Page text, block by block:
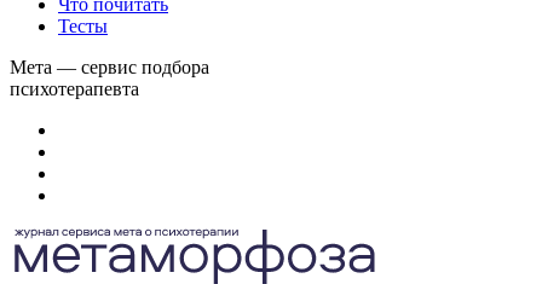
Что почитать
Тесты
Мета — сервис подбора
психотерапевта